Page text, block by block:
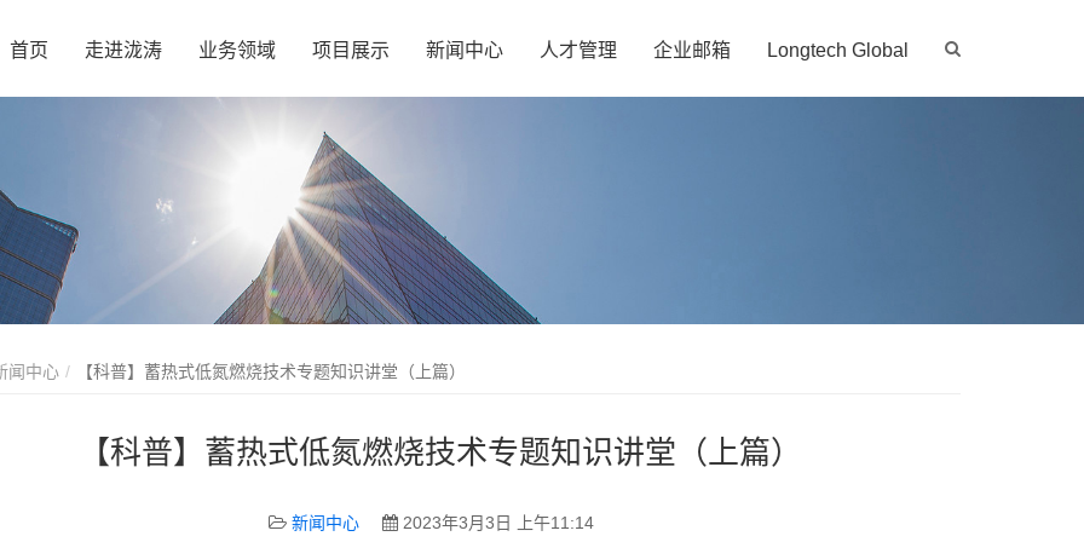
首页 走进泷涛 业务领域 项目展示 新闻中心 人才管理 企业邮箱 Longtech Global
闻中心 【科普】蓄热式低氮燃烧技术专题知识讲堂（上篇）
【科普】蓄热式低氮燃烧技术专题知识讲堂（上篇）
新闻中心 2023年3月3日 上午11:14